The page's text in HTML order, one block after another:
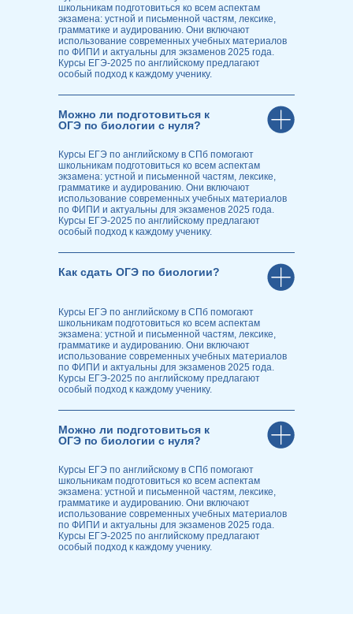
школьникам подготовиться ко всем аспектам
экзамена: устной и письменной частям, лексике,
грамматике и аудированию. Они включают
использование современных учебных материалов
по ФИПИ и актуальны для экзаменов 2025 года.
Курсы ЕГЭ-2025 по английскому предлагают
особый подход к каждому ученику.
Можно ли подготовиться к
ОГЭ по биологии с нуля?
Курсы ЕГЭ по английскому в СПб помогают
школьникам подготовиться ко всем аспектам
экзамена: устной и письменной частям, лексике,
грамматике и аудированию. Они включают
использование современных учебных материалов
по ФИПИ и актуальны для экзаменов 2025 года.
Курсы ЕГЭ-2025 по английскому предлагают
особый подход к каждому ученику.
Как сдать ОГЭ по биологии?
Курсы ЕГЭ по английскому в СПб помогают
школьникам подготовиться ко всем аспектам
экзамена: устной и письменной частям, лексике,
грамматике и аудированию. Они включают
использование современных учебных материалов
по ФИПИ и актуальны для экзаменов 2025 года.
Курсы ЕГЭ-2025 по английскому предлагают
особый подход к каждому ученику.
Можно ли подготовиться к
ОГЭ по биологии с нуля?
Курсы ЕГЭ по английскому в СПб помогают
школьникам подготовиться ко всем аспектам
экзамена: устной и письменной частям, лексике,
грамматике и аудированию. Они включают
использование современных учебных материалов
по ФИПИ и актуальны для экзаменов 2025 года.
Курсы ЕГЭ-2025 по английскому предлагают
особый подход к каждому ученику.